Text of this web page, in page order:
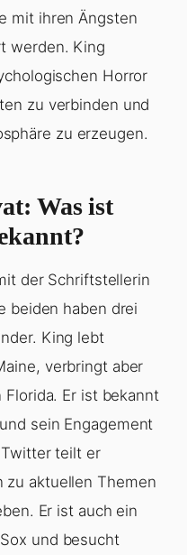
mit ihren Ängsten
werden. King
Horror
zu verbinden und
zu erzeugen.
Was ist
der Schriftstellerin
beiden haben drei
King lebt
verbringt aber
Er ist bekannt
sein Engagement
teilt er
zu aktuellen Themen
Er ist auch ein
und besucht